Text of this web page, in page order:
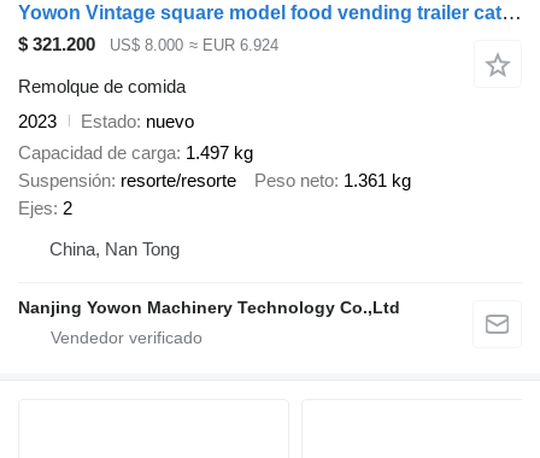
Yowon Vintage square model food vending trailer catering cart mobile k
$ 321.200 US$ 8.000 ≈ EUR 6.924
Remolque de comida
2023
Estado nuevo
Capacidad de carga 1.497 kg
Suspensión resorte/resorte Peso neto 1.361 kg
Ejes 2
China, Nan Tong
Nanjing Yowon Machinery Technology Co.,Ltd